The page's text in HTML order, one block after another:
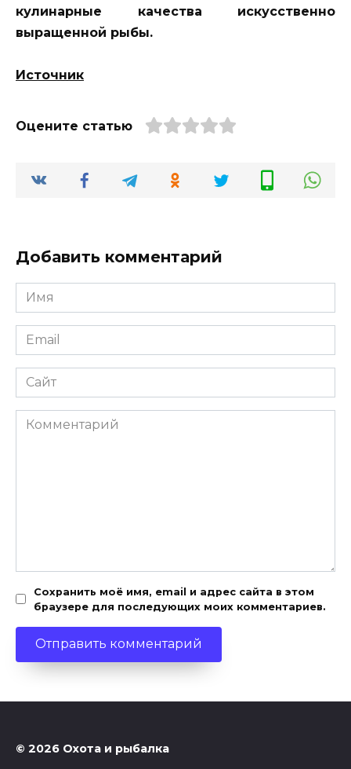
кулинарные качества искусственно
выращенной рыбы.
Источник
Оцените статью
Добавить комментарий
Имя
*
Email
*
Сайт
Комментарий
Сохранить моё имя, email и адрес сайта в этом
браузере для последующих моих комментариев.
© 2026 Охота и рыбалка